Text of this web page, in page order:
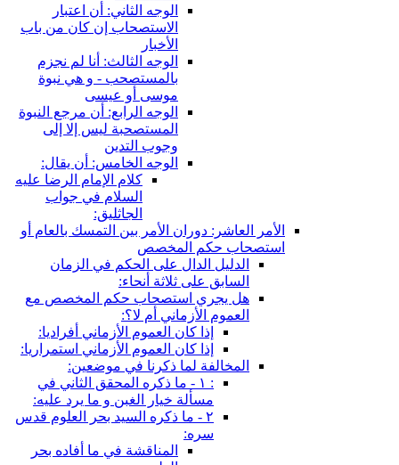
الوجه الثاني: أن اعتبار
الاستصحاب إن كان من باب
الأخبار
الوجه الثالث: أنا لم نجزم
بالمستصحب - و هي نبوة
موسى أو عيسى
الوجه الرابع: أن مرجع النبوة
المستصحبة ليس إلا إلى
وجوب التدين
الوجه الخامس: أن يقال:
كلام الإمام الرضا عليه
السلام في جواب
الجاثليق:
الأمر العاشر: دوران الأمر بين التمسك بالعام أو
استصحاب حكم المخصص
الدليل الدال على الحكم في الزمان
السابق على ثلاثة أنحاء:
هل يجري استصحاب حكم المخصص مع
العموم الأزماني أم لا؟:
إذا كان العموم الأزماني أفراديا:
إذا كان العموم الأزماني استمراريا:
المخالفة لما ذكرنا في موضعين:
: ١ - ما ذكره المحقق الثاني في
مسألة خيار الغبن و ما يرد عليه:
٢ - ما ذكره السيد بحر العلوم قدس
سره:
المناقشة في ما أفاده بحر